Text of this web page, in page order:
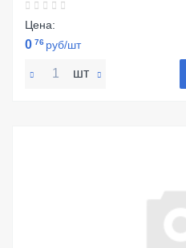
Цена:
0 76 руб/шт
шт